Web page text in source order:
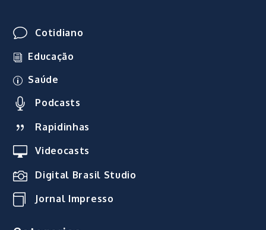
Cotidiano
Educação
Saúde
Podcasts
Rapidinhas
Videocasts
Digital Brasil Studio
Jornal Impresso